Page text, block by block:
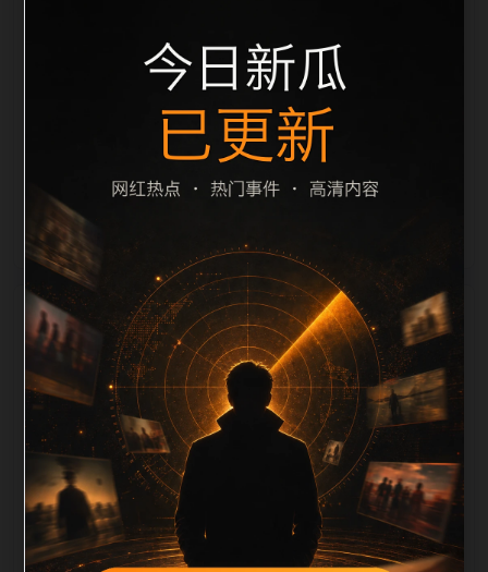
览。本页强调内容归集和主题一致性，避免无关关键词
堆砌，也避免多个站点同步发布完全相同的标题。图片
说明、文件名、alt 和 title 均围绕主关键词、栏目词和
文章标题生成，便于搜索引擎理解页面主题。后续采集
时将继续执行远程图片本地化、坏图默认图兜底、标题
重复过滤和 descripti
栏目内容归集
on 长度检查。栏目内容按每日少量新增的方式持续扩
展，每篇保留相关问题、站内推荐和清晰的层级路径，
减少用户反复返回搜索页。第18篇作为本栏目的初始建
设内容，主要用于补齐栏目深度、稳定内链结构，并为
后续专题聚合提供可点击入口。如果后续发现页面缺
图、标题过短、描述为空或正文不足，将进入每日
SEO 检查清单自动修正。